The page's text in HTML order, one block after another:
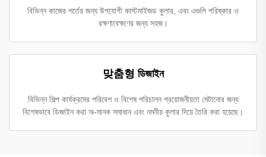
বিভিন্ন কাজের শর্তের জন্য উপযোগী কাস্টমাইজড কুলার, এবং এগুলি পরিষ্কার ও
রক্ষণাবেক্ষণের জন্য সহজ।
맞춤형 ডিজাইন
বিভিন্ন শিল্প কার্যক্রমের পরিবেশ ও বিশেষ পরিচালন প্রয়োজনীয়তা মেটানোর জন্য
বিশেষভাবে ডিজাইন করা অ-মানক সমাধান এবং নমনীয় কুলার দিয়ে তৈরি করা হয়েছে।